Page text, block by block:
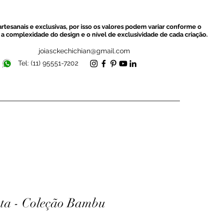
e exclusivas, por isso os valores podem variar conforme o
complexidade do design e o nível de exclusividade de cada criação.
joiasckechichian@gmail.com
Tel: (11) 95551-7202
- Coleção Bambu